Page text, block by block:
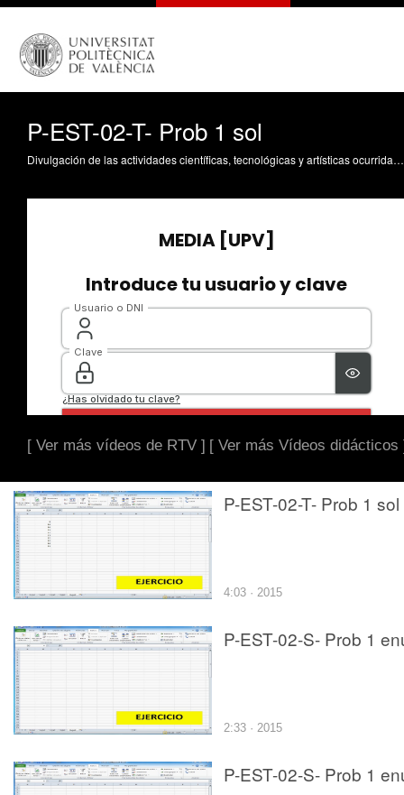
P-EST-02-T- Prob 1 sol
Divulgación de las actividades científicas, tecnológicas y artísticas ocurridas en los tres campus de la UPV
[ Ver más vídeos de RTV ] [ Ver más Vídeos didácticos
P-EST-02-T- Prob 1 sol
4:03 · 2015
P-EST-02-S- Prob 1
2:33 · 2015
P-EST-02-S- Prob 1